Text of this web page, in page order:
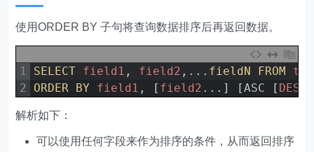
使用ORDER BY 子句将查询数据排序后再返回数据。
1
2
SELECT field1 , field2 , . . . fieldN FROM
ORDER BY field1 , [ field2 . . . ] [ASC [ DESC
解析如下：
可以使用任何字段来作为排序的条件，从而返回排序